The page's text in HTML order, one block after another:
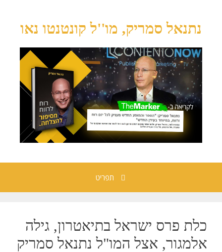
נתנאל סמריק, מו''ל קונטנטו נאו
תפריט
כלת פרס ישראל בתיאטרון, גילה
אלמגור, אצל המו"ל נתנאל סמריק